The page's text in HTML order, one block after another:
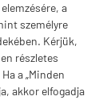
a
személyre
Kérjük,
részletes
a „Minden
akkor elfogadja